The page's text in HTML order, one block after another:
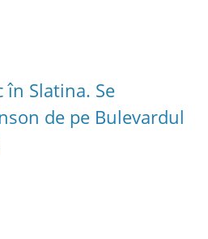
Slatina. Se
de pe Bulevardul